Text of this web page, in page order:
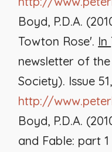
Boyd, P.D.A.
Towton Rose'. In
newsletter of
Society). Issue
http://
Boyd, P.D.A.
and Fable: part